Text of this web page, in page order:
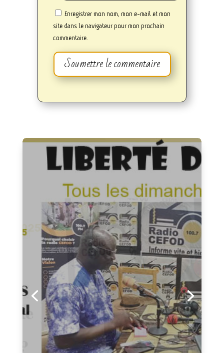
Enregistrer mon nom, mon e-mail et mon
site dans le navigateur pour mon prochain
commentaire.
Soumettre le commentaire